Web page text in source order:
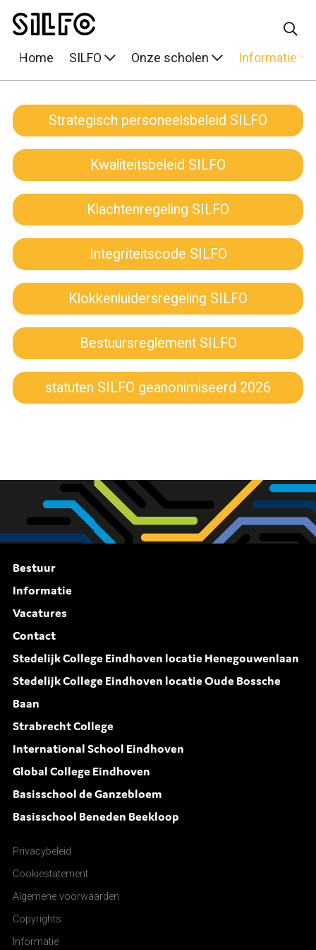
Home SILFO Onze scholen Informatie
Strategisch personeelsbeleid SILFO
Kwaliteitsbeleid SILFO
Klachtenregeling SILFO
Integriteitscode SILFO
Klokkenluidersregeling SILFO
Bestuursreglement SILFO
statuten SILFO geanonimiseerd 2026
Bestuur
Informatie
Vacatures
Contact
Stedelijk College Eindhoven locatie Henegouwenlaan
Stedelijk College Eindhoven locatie Oude Bossche
Baan
Strabrecht College
International School Eindhoven
Global College Eindhoven
Basisschool de Ganzebloem
Basisschool Beneden Beekloop
Privacybeleid
Cookiestatement
Algemene voorwaarden
Copyrights
Informatie